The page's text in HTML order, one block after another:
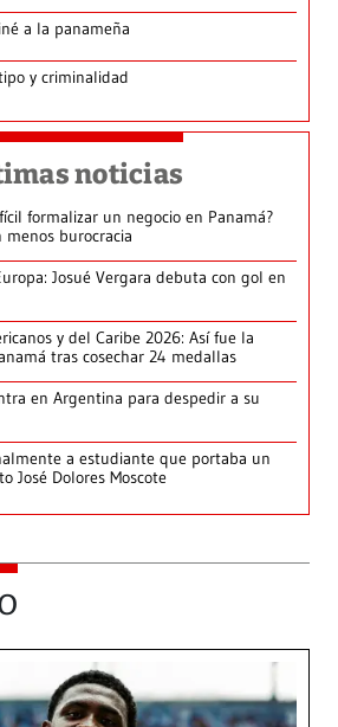
a la panameña
y criminalidad
noticias
formalizar un negocio en Panamá?
menos burocracia
Josué Vergara debuta con gol en
y del Caribe 2026: Así fue la
tras cosechar 24 medallas
en Argentina para despedir a su
a estudiante que portaba un
José Dolores Moscote